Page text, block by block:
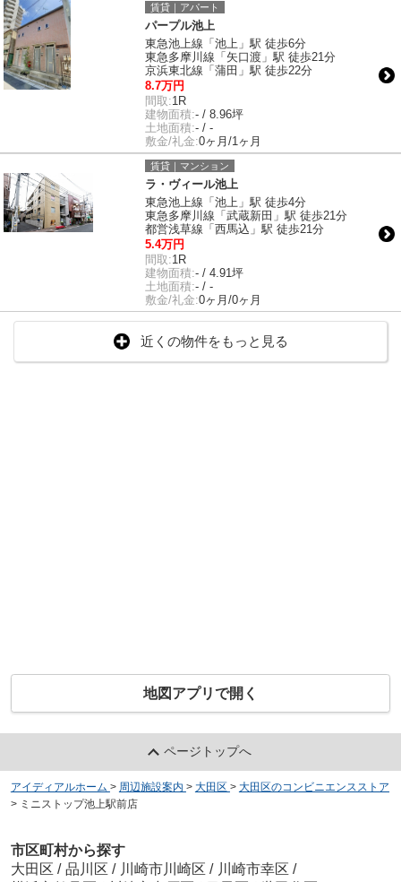
賃貸｜アパート
パープル池上
東急池上線「池上」駅 徒歩6分
東急多摩川線「矢口渡」駅 徒歩21分
京浜東北線「蒲田」駅 徒歩22分
8.7万円
間取:1R
建物面積:- / 8.96坪
土地面積:- / -
敷金/礼金:0ヶ月/1ヶ月
賃貸｜マンション
ラ・ヴィール池上
東急池上線「池上」駅 徒歩4分
東急多摩川線「武蔵新田」駅 徒歩21分
都営浅草線「西馬込」駅 徒歩21分
5.4万円
間取:1R
建物面積:- / 4.91坪
土地面積:- / -
敷金/礼金:0ヶ月/0ヶ月
近くの物件をもっと見る
地図アプリで開く
ページトップへ
アイディアルホーム > 周辺施設案内 > 大田区 > 大田区のコンビニエンスストア
> ミニストップ池上駅前店
市区町村から探す
大田区 / 品川区 / 川崎市川崎区 / 川崎市幸区 /